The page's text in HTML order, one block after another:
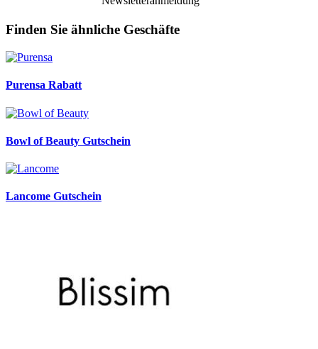
Finden Sie ähnliche Geschäfte
Purensa Rabatt
Bowl of Beauty Gutschein
Lancome Gutschein